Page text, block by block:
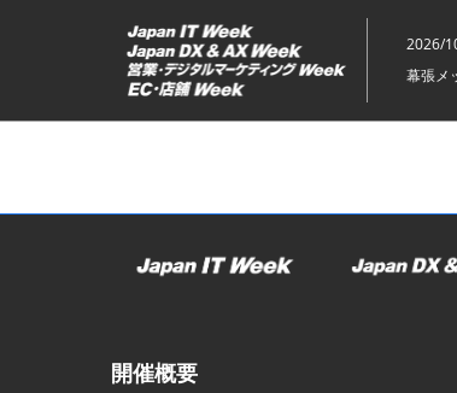
ッ
2026/
幕張メ
開催概要